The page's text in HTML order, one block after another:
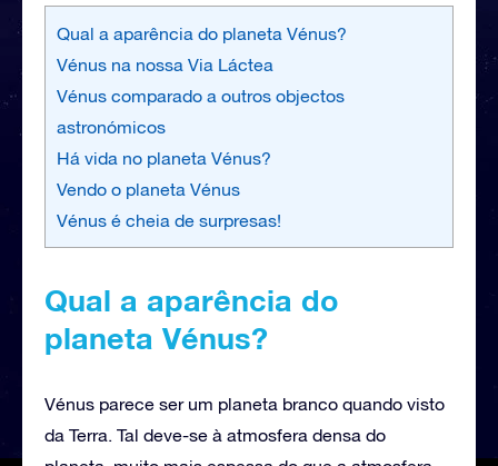
Qual a aparência do planeta Vénus?
Vénus na nossa Via Láctea
Vénus comparado a outros objectos
astronómicos
Há vida no planeta Vénus?
Vendo o planeta Vénus
Vénus é cheia de surpresas!
Qual a aparência do
planeta Vénus?
Vénus parece ser um planeta branco quando visto
da Terra. Tal deve-se à atmosfera densa do